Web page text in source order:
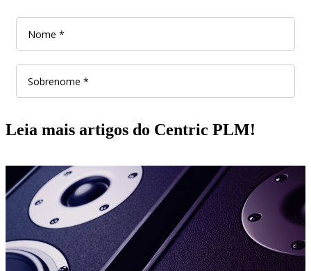
Leia mais artigos do Centric PLM!